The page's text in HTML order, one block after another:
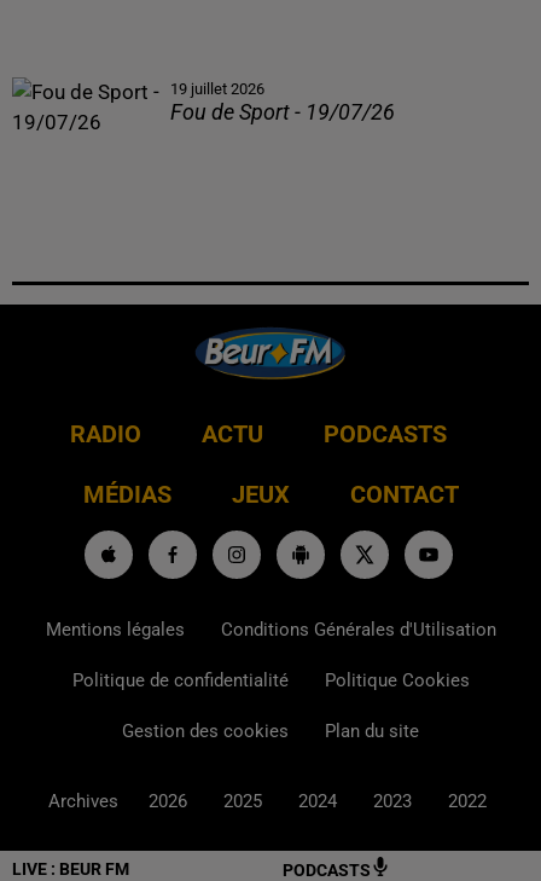
LIVE : BEUR FM PODCASTS
19 juillet 2026
Fou de Sport - 19/07/26
RADIO ACTU PODCASTS
MÉDIAS JEUX CONTACT
Mentions légales Conditions Générales d'Utilisation
Politique de confidentialité Politique Cookies
Gestion des cookies Plan du site
Archives 2026 2025 2024 2023 2022